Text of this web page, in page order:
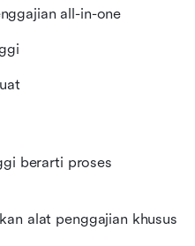
all-in-one
berarti proses
alat penggajian khusus